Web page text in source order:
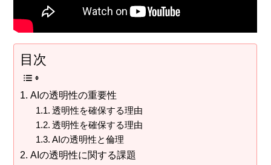
目次
AIの透明性の重要性
透明性を確保する理由
透明性を確保する理由
AIの透明性と倫理
AIの透明性に関する課題